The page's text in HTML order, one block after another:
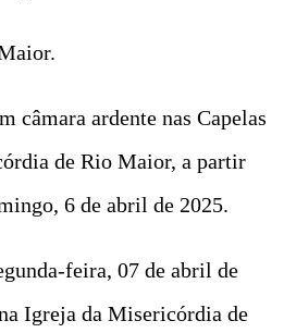
câmara ardente nas Capelas
de Rio Maior, a partir
6 de abril de 2025.
feira, 07 de abril de
Igreja da Misericórdia de